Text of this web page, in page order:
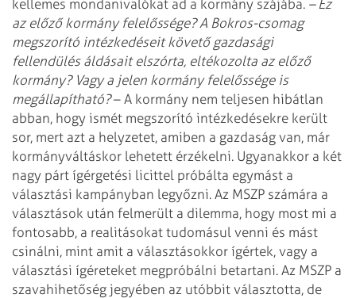
kellemes mondanivalókat ad a kormány szájába. – Ez
az előző kormány felelőssége? A Bokros-csomag
megszorító intézkedéseit követő gazdasági
fellendülés áldásait elszórta, eltékozolta az előző
kormány? Vagy a jelen kormány felelőssége is
megállapítható?– A kormány nem teljesen hibátlan
abban, hogy ismét megszorító intézkedésekre került
sor, mert azt a helyzetet, amiben a gazdaság van, már
kormányváltáskor lehetett érzékelni. Ugyanakkor a két
nagy párt ígérgetési licittel próbálta egymást a
választási kampányban legyőzni. Az MSZP számára a
választások után felmerült a dilemma, hogy most mi a
fontosabb, a realitásokat tudomásul venni és mást
csinálni, mint amit a választásokkor ígértek, vagy a
választási ígéreteket megpróbálni betartani. Az MSZP a
szavahihetőség jegyében az utóbbit választotta, de